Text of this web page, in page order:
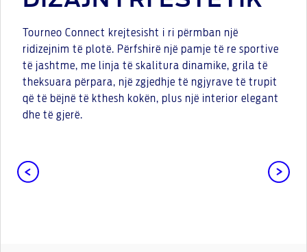
Tourneo Connect krejtesisht i ri përmban një
ridizejnim të plotë. Përfshirë një pamje të re sportive
të jashtme, me linja të skalitura dinamike, grila të
theksuara përpara, një zgjedhje të ngjyrave të trupit
që të bëjnë të kthesh kokën, plus një interior elegant
dhe të gjerë.